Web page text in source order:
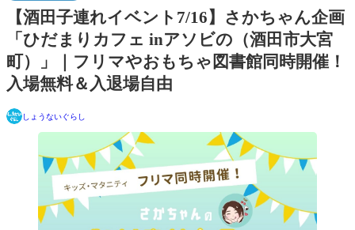
【酒田子連れイベント7/16】さかちゃん企画
「ひだまりカフェ inアソビの（酒田市大宮
町）」｜フリマやおもちゃ図書館同時開催！
入場無料＆入退場自由
しょうないぐらし